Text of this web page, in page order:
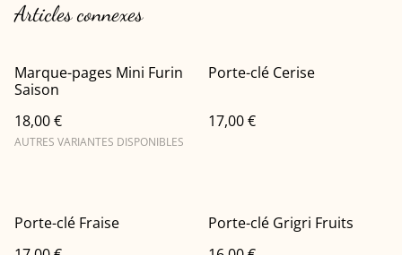
Articles connexes
Marque-pages Mini Furin
Saison
18,00 €
AUTRES VARIANTES DISPONIBLES
Porte-clé Cerise
17,00 €
Porte-clé Fraise
Porte-clé Grigri Fruits